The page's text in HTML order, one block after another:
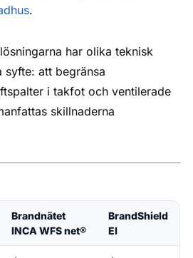
.
har olika teknisk
syfte: att begränsa
i takfot och ventilerade
skillnaderna
Brandnätet
INCA WFS net®
BrandShield
EI